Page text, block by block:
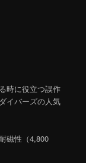
時に役立つ誤作
イバーズの人気
磁性（4,800